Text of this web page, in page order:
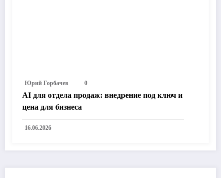
Юрий Горбачев 0
AI для отдела продаж: внедрение под ключ и
цена для бизнеса
16.06.2026